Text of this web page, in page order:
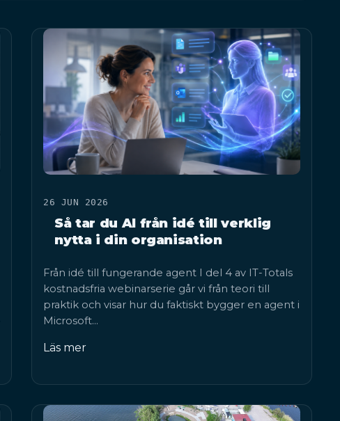
26 JUN 2026
Så tar du AI från idé till verklig
nytta i din organisation
Från idé till fungerande agent I del 4 av IT-Totals
kostnadsfria webinarserie går vi från teori till
praktik och visar hur du faktiskt bygger en agent i
Microsoft…
Läs mer